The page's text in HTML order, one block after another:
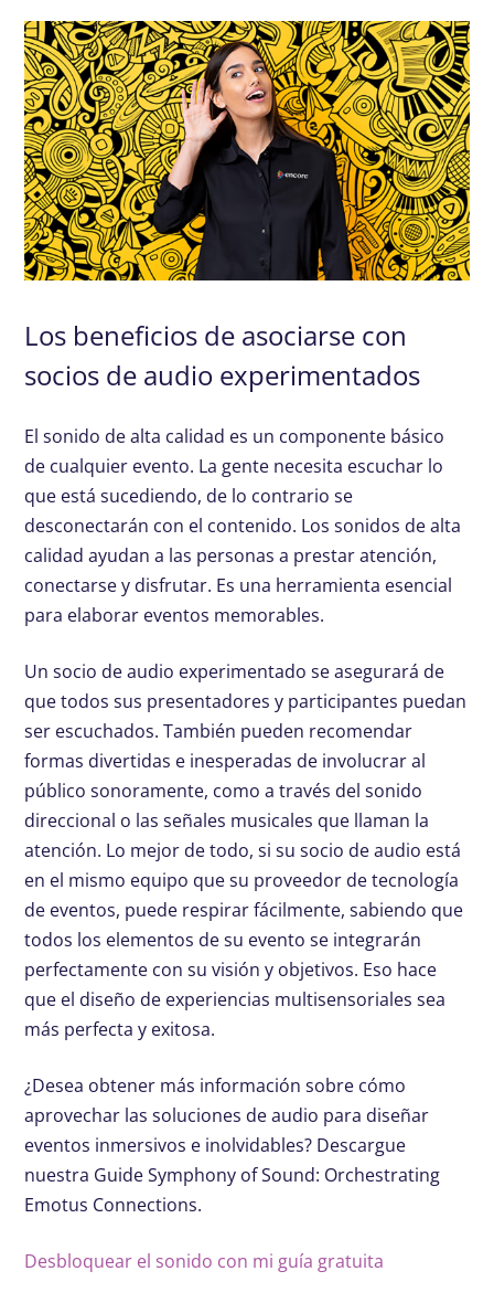
Los beneficios de asociarse con
socios de audio experimentados
El sonido de alta calidad es un componente básico
de cualquier evento. La gente necesita escuchar lo
que está sucediendo, de lo contrario se
desconectarán con el contenido. Los sonidos de alta
calidad ayudan a las personas a prestar atención,
conectarse y disfrutar. Es una herramienta esencial
para elaborar eventos memorables.
Un socio de audio experimentado se asegurará de
que todos sus presentadores y participantes puedan
ser escuchados. También pueden recomendar
formas divertidas e inesperadas de involucrar al
público sonoramente, como a través del sonido
direccional o las señales musicales que llaman la
atención. Lo mejor de todo, si su socio de audio está
en el mismo equipo que su proveedor de tecnología
de eventos, puede respirar fácilmente, sabiendo que
todos los elementos de su evento se integrarán
perfectamente con su visión y objetivos. Eso hace
que el diseño de experiencias multisensoriales sea
más perfecta y exitosa.
¿Desea obtener más información sobre cómo
aprovechar las soluciones de audio para diseñar
eventos inmersivos e inolvidables? Descargue
nuestra Guide Symphony of Sound: Orchestrating
Emotus Connections.
Desbloquear el sonido con mi guía gratuita